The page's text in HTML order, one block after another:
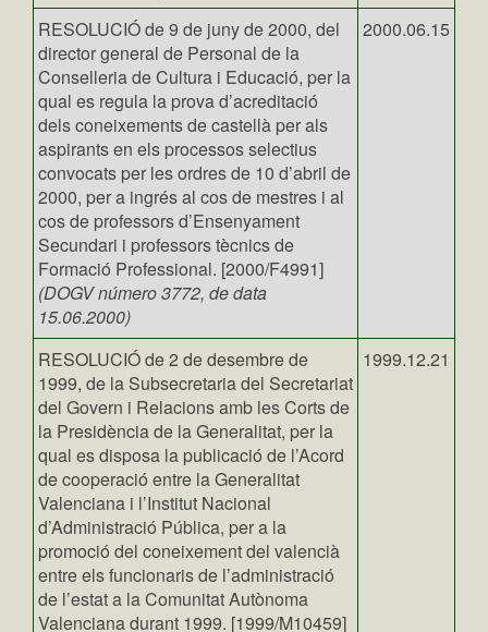
RESOLUCIÓ de 9 de juny de 2000, del
director general de Personal de la
Conselleria de Cultura i Educació, per la
qual es regula la prova d’acreditació
dels coneixements de castellà per als
aspirants en els processos selectius
convocats per les ordres de 10 d’abril de
2000, per a ingrés al cos de mestres i al
cos de professors d’Ensenyament
Secundari i professors tècnics de
Formació Professional. [2000/F4991]
(DOGV número 3772, de data
15.06.2000)
2000.06.15
RESOLUCIÓ de 2 de desembre de
1999, de la Subsecretaria del Secretariat
del Govern i Relacions amb les Corts de
la Presidència de la Generalitat, per la
qual es disposa la publicació de l’Acord
de cooperació entre la Generalitat
Valenciana i l’Institut Nacional
d’Administració Pública, per a la
promoció del coneixement del valencià
entre els funcionaris de l’administració
de l’estat a la Comunitat Autònoma
Valenciana durant 1999. [1999/M10459]
1999.12.21